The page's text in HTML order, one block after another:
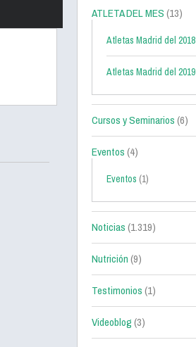
ATLETA DEL MES(13)
Atletas Madrid del 2018
Atletas Madrid del 2019
Cursos y Seminarios(6)
Eventos(4)
Eventos (1)
Noticias(1.319)
Nutrición(9)
Testimonios(1)
Videoblog(3)